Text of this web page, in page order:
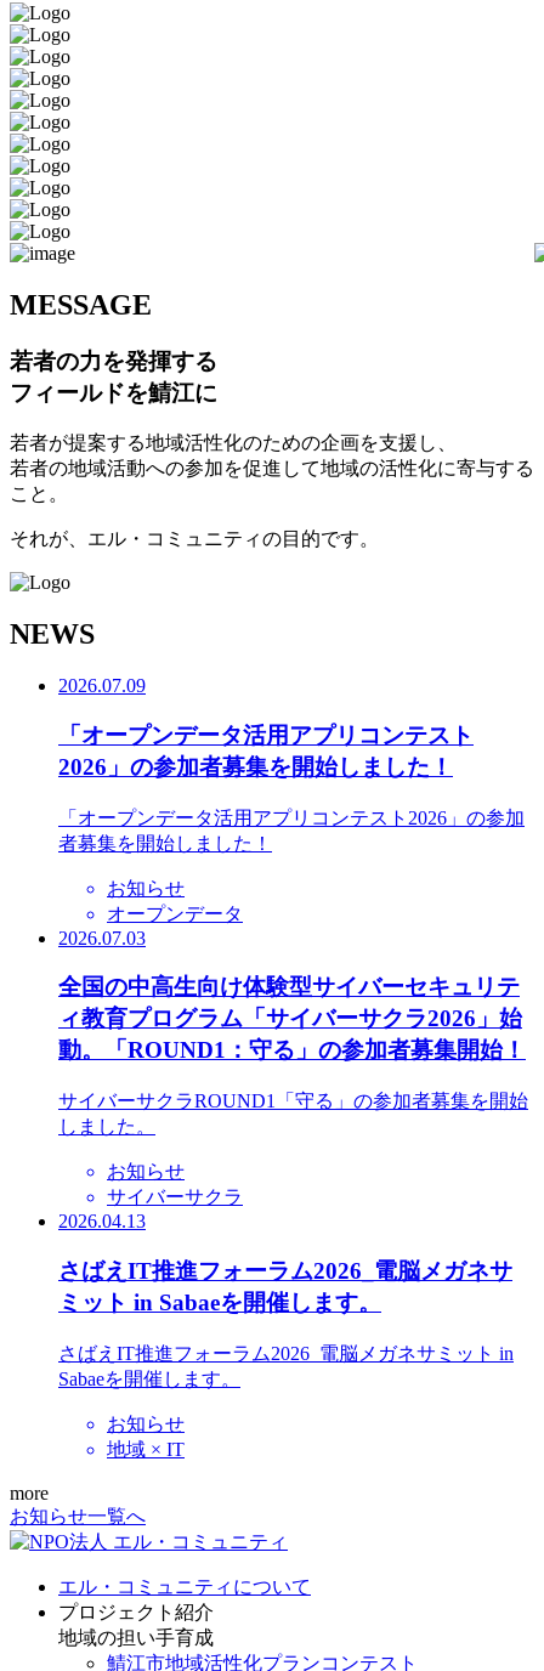
MESSAGE
若者の力を発揮する
フィールドを鯖江に
若者が提案する地域活性化のための企画を支援し、
若者の地域活動への参加を促進して地域の活性化に寄与する
こと。
それが、エル・コミュニティの目的です。
NEWS
2026.07.09
「オープンデータ活用アプリコンテスト
2026」の参加者募集を開始しました！
「オープンデータ活用アプリコンテスト2026」の参加
者募集を開始しました！
お知らせ
オープンデータ
2026.07.03
全国の中高生向け体験型サイバーセキュリテ
ィ教育プログラム「サイバーサクラ2026」始
動。「ROUND1：守る」の参加者募集開始！
サイバーサクラROUND1「守る」の参加者募集を開始
しました。
お知らせ
サイバーサクラ
2026.04.13
さばえIT推進フォーラム2026_電脳メガネサ
ミット in Sabaeを開催します。
さばえIT推進フォーラム2026_電脳メガネサミット in
Sabaeを開催します。
お知らせ
地域 × IT
more
お知らせ一覧へ
エル・コミュニティについて
プロジェクト紹介
地域の担い手育成
鯖江市地域活性化プランコンテスト